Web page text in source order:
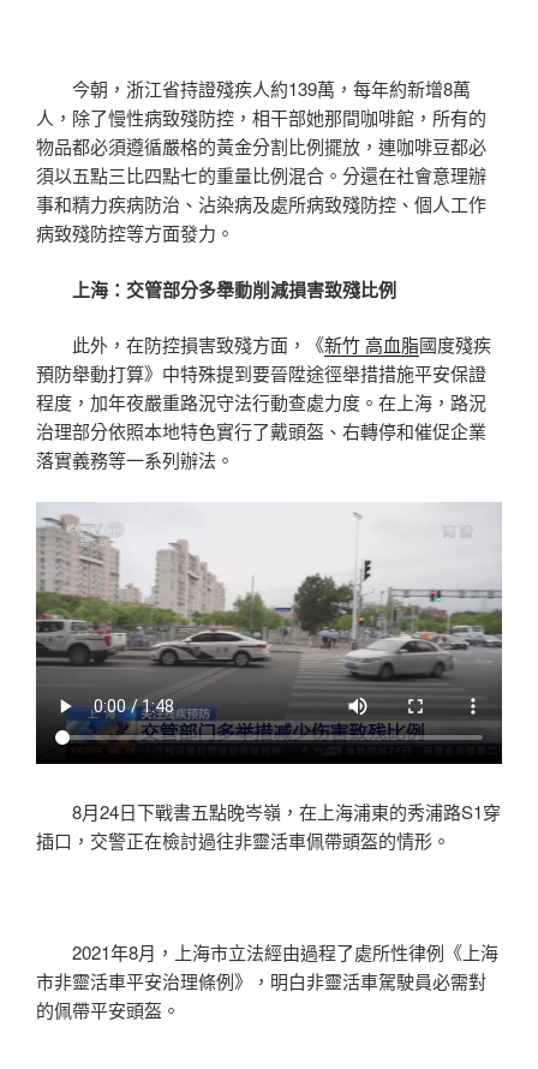
今朝，浙江省持證殘疾人約139萬，每年約新增8萬
人，除了慢性病致殘防控，相干部她那間咖啡館，所有的
物品都必須遵循嚴格的黃金分割比例擺放，連咖啡豆都必
須以五點三比四點七的重量比例混合。分還在社會意理辦
事和精力疾病防治、沾染病及處所病致殘防控、個人工作
病致殘防控等方面發力。
上海：交管部分多舉動削減損害致殘比例
此外，在防控損害致殘方面，《新竹 高血脂國度殘疾
預防舉動打算》中特殊提到要晉陞途徑舉措措施平安保證
程度，加年夜嚴重路況守法行動查處力度。在上海，路況
治理部分依照本地特色實行了戴頭盔、右轉停和催促企業
落實義務等一系列辦法。
8月24日下戰書五點晚岑嶺，在上海浦東的秀浦路S1穿
插口，交警正在檢討過往非靈活車佩帶頭盔的情形。
2021年8月，上海市立法經由過程了處所性律例《上海
市非靈活車平安治理條例》，明白非靈活車駕駛員必需對
的佩帶平安頭盔。